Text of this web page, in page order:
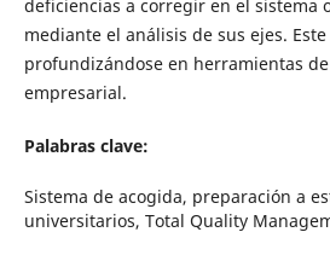
deficiencias a corregir en el sistema
mediante el análisis de sus ejes.
profundizándose en herramientas
empresarial.
Palabras clave:
Sistema de acogida, preparación a
universitarios, Total Quality